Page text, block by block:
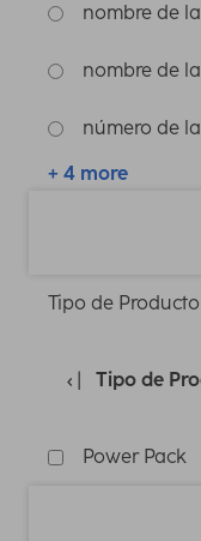
nombre de
nombre de
número de
+ 4 more
Tipo de Producto
Tipo de
Power Pack